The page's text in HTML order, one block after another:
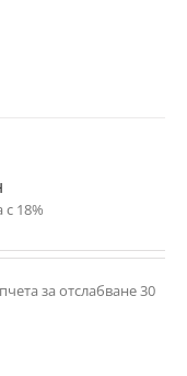
18%
за отслабване 30